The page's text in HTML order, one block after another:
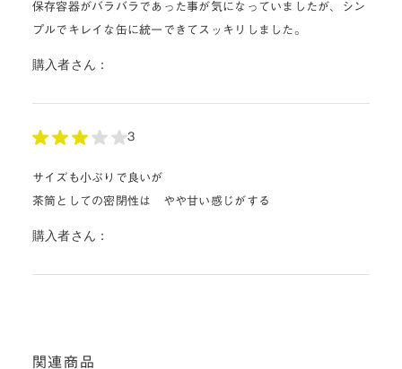
保存容器がバラバラであった事が気になっていましたが、シン
プルでキレイな缶に統一できてスッキリしました。
購入者さん：
3
サイズも小ぶりで良いが
茶筒としての密閉性は やや甘い感じがする
購入者さん：
関連商品